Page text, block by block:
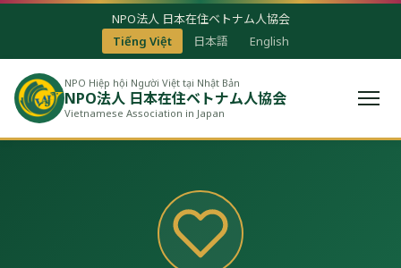
NPO法人 日本在住ベトナム人協会
Tiếng Việt
日本語 English
NPO Hiệp hội Người Việt tại Nhật Bản
NPO法人 日本在住ベトナム人協会
Vietnamese Association in Japan